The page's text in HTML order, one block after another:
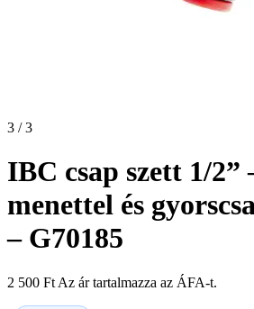
3 / 3
IBC csap szett 1/2”
menettel és
– G70185
2 500 Ft Az ár tartalmazza az ÁFA-t.